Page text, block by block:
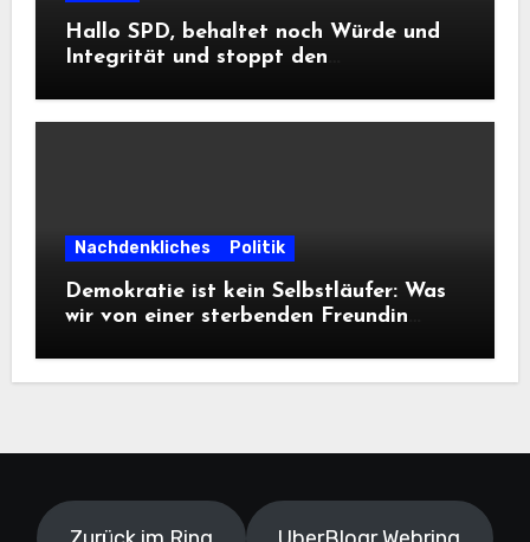
Hallo SPD, behaltet noch Würde und
Integrität und stoppt den
Informationsfreiheit!
Nachdenkliches Politik
Demokratie ist kein Selbstläufer: Was
wir von einer sterbenden Freundin